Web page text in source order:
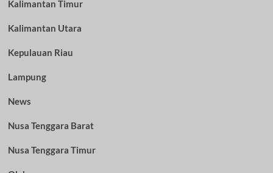
Kalimantan Timur
Kalimantan Utara
Kepulauan Riau
Lampung
News
Nusa Tenggara Barat
Nusa Tenggara Timur